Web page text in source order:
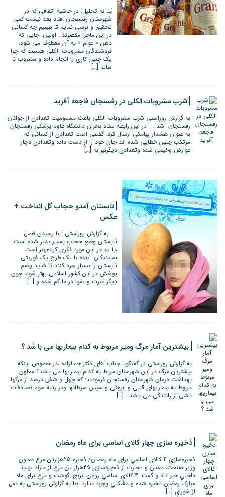
َبنا به تحلیل: در حاشیه اتفاقی که در
شهرستان رفسنجان افتاد بعد نیست کمی
تحقیق و برسی نمایم تا ببینیم چه کسانی
در این ماجرا مقصرند . اولین جایی که
ذهن « عوام » به آن معطوف می شود،
فروشندگان مشروبات الکلی هستند که چرا
یک چنین کاری را انجام داده و مشروب نا
سالم […]
شرب مشروبات الکلی در رفسنجان فاجعه آفرید
به گزارش روراستی شرب مشروبات الکلی باعث مسمومیت تعدادی از جوانان
رفسنجان شد . در این رابطه ستاد بحران دانشگاه عاوم پزشکی رفسنجان
به عنوان هشدار پیامکی ارسال کرد. گفتنی است تعدادی از کسانی که
مرتکب چنین خطایی شده اند جان خود را از دست داده وتعدادی دچار
عوارض وخیمی شده وتعدادی دیگرنیز به […]
تابستان آمدو حجاب گل انداخت +
عکس
به گزارش روراستی : با رسیدن فصل
تابستان وضع حجاب بسیار بدتر شده است
،با ید در این مورد فکری کرد؛بهتر است
نمایندگان آینده با یک طرح یک فوریتی
تابستان را بسیار سرد کنند تا شاید وضع
پوشش در این کشور اسلامی بهتر شود، چون
دیگر غیرت و تقوا در ما گم شده و […]
بیشترین آمار مرگ ومیر مربوط به کدام بیماریها می با شد ؟
به گزارش روراستی در گفتگوبا جناب آقای دکتر جمالزاده ،در خصوص اینکه
بیشترین مرگ در این شهرستان مربط به کدام بیماریها می باشد؟ معاون
بهداشت درمان شهرستان رفسنجان فرمودند: که چهل و شش درصد از مرگها
مربوط به بیماریهای قلبی و عروقی و سپس سرطانها ودر رتبه سوم تصادفات
ناشی از رانندگی می باشد . […]
ذخیره سازی چهار کالای اساسی برای ماه رمضان
ذخيره‌سازي 4 کالاي اساسي براي ماه رمضان/ ذخيره 25هزارتن مرغ معاون
وزير صنعت، معدن و تجارت از ذخيره‌سازي 25هزار تن مرغ از مازاد توليد
داخلي خبر داد و گفت: 4 کالاي اساسي روغن، برنج، گوشت و مرغ براي ماه
مبارک رمضان ذخيره‌ شده و مشکلي وجود ندارد. بنا به گزارش روراستی به نقل
از شوراي […]